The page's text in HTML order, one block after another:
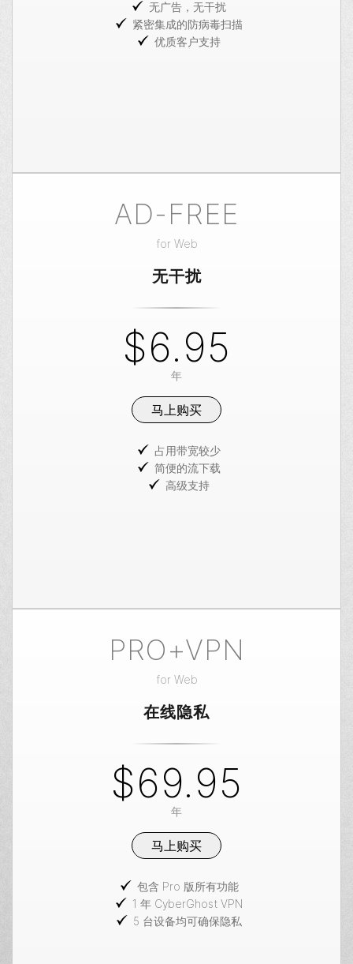
PRO+VPN
for Web
在线隐私
$69.95
年
马上购买
包含 Pro 版所有功能
1 年 CyberGhost VPN
5 台设备均可确保隐私
无广告，无干扰
紧密集成的防病毒扫描
优质客户支持
AD-FREE
for Web
无干扰
$6.95
年
马上购买
占用带宽较少
简便的流下载
高级支持